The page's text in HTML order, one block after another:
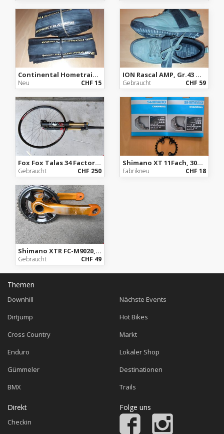
Continental Hometrainer und Rolle
Neu CHF 15
ION Rascal AMP, Gr.43 Halbhoher Bikeschuh
Gebraucht CHF 59
Fox Fox Talas 34 Factory, Fit CTD Kashima, 160mm, 26Zoll,
Gebraucht CHF 250
Shimano XT 11Fach, 30Zähne
Fabrikneu CHF 18
Shimano XTR FC-M9020, 175mm, 26-36
Gebraucht CHF 49
Themen
Downhill
Dirtjump
Cross Country
Enduro
Gümmeler
BMX
Nächste Events
Hot Bikes
Markt
Lokaler Shop
Destinationen
Trails
Direkt
Checkin
Folge uns